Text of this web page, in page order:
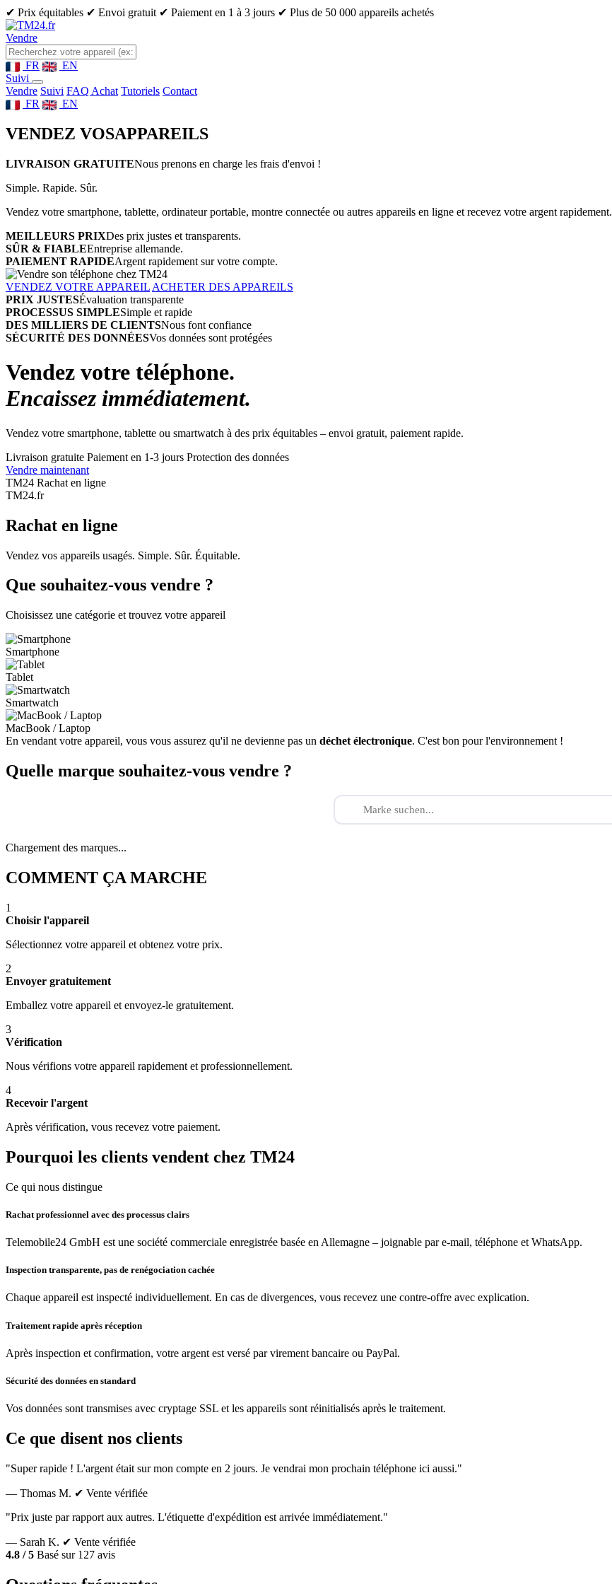
✔ Prix équitables ✔ Envoi gratuit ✔ Paiement en 1 à 3 jours ✔ Plus de 50 000 appareils achetés
Vendre
FR
EN
Suivi
Vendre Suivi FAQ Achat Tutoriels Contact
FR
EN
VENDEZ VOSAPPAREILS
LIVRAISON GRATUITENous prenons en charge les frais d'envoi !
Simple. Rapide. Sûr.
Vendez votre smartphone, tablette, ordinateur portable, montre connectée ou autres appareils en ligne et recevez votre argent rapidement.
MEILLEURS PRIXDes prix justes et transparents.
SÛR & FIABLEEntreprise allemande.
PAIEMENT RAPIDEArgent rapidement sur votre compte.
VENDEZ VOTRE APPAREIL ACHETER DES APPAREILS
PRIX JUSTESÉvaluation transparente
PROCESSUS SIMPLESimple et rapide
DES MILLIERS DE CLIENTSNous font confiance
SÉCURITÉ DES DONNÉESVos données sont protégées
Vendez votre téléphone.
Encaissez immédiatement.
Vendez votre smartphone, tablette ou smartwatch à des prix équitables – envoi gratuit, paiement rapide.
Livraison gratuite Paiement en 1-3 jours Protection des données
Vendre maintenant
TM24 Rachat en ligne
TM24.fr
Rachat en ligne
Vendez vos appareils usagés. Simple. Sûr. Équitable.
Que souhaitez-vous vendre ?
Choisissez une catégorie et trouvez votre appareil
Smartphone
Tablet
Smartwatch
MacBook / Laptop
En vendant votre appareil, vous vous assurez qu'il ne devienne pas un déchet électronique. C'est bon pour l'environnement !
Quelle marque souhaitez-vous vendre ?
Chargement des marques...
COMMENT ÇA MARCHE
1
Choisir l'appareil
Sélectionnez votre appareil et obtenez votre prix.
2
Envoyer gratuitement
Emballez votre appareil et envoyez-le gratuitement.
3
Vérification
Nous vérifions votre appareil rapidement et professionnellement.
4
Recevoir l'argent
Après vérification, vous recevez votre paiement.
Pourquoi les clients vendent chez TM24
Ce qui nous distingue
Rachat professionnel avec des processus clairs
Telemobile24 GmbH est une société commerciale enregistrée basée en Allemagne – joignable par e-mail, téléphone et WhatsApp.
Inspection transparente, pas de renégociation cachée
Chaque appareil est inspecté individuellement. En cas de divergences, vous recevez une contre-offre avec explication.
Traitement rapide après réception
Après inspection et confirmation, votre argent est versé par virement bancaire ou PayPal.
Sécurité des données en standard
Vos données sont transmises avec cryptage SSL et les appareils sont réinitialisés après le traitement.
Ce que disent nos clients
"Super rapide ! L'argent était sur mon compte en 2 jours. Je vendrai mon prochain téléphone ici aussi."
— Thomas M. ✔ Vente vérifiée
"Prix juste par rapport aux autres. L'étiquette d'expédition est arrivée immédiatement."
— Sarah K. ✔ Vente vérifiée
4.8 / 5 Basé sur 127 avis